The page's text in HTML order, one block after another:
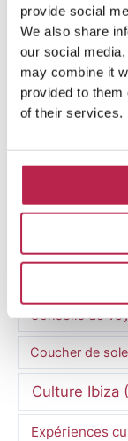
provide social
We also share
our social
may combine it
provided to
of their services.
Sujets
Conseils de
Coucher de
Culture Ibiza
Expériences